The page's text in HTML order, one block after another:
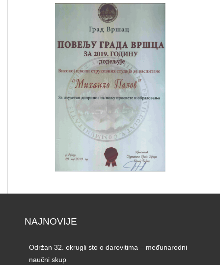
NAJNOVIJE
Održan 32. okrugli sto o darovitima – međunarodni
naučni skup